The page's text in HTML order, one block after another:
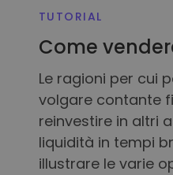
TUTORIAL
Come
Le ragioni per cui
volgare contante
reinvestire in altri
liquidità in tempi
illustrare le varie